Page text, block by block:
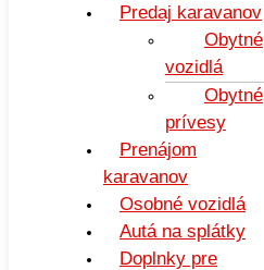
Predaj karavanov
Obytné
vozidlá
Obytné
prívesy
Prenájom
karavanov
Osobné vozidlá
Autá na splátky
Doplnky pre